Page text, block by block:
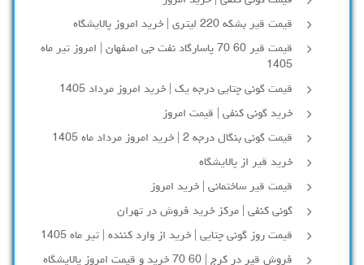
قیمت قیر بشکه 220 لیتری | خرید امروز پالایشگاه
قیمت قیر 60 70 پاسارگاد نفت جی اصفهان | امروز تیر ماه
1405
قیمت گونی چتایی درجه یک | خرید امروز مرداد 1405
خرید گونی کنفی | قیمت امروز
قیمت گونی بنگال درجه 2 | خرید امروز مرداد ماه 1405
خرید قیر از پالایشگاه
قیمت قیر ساختمانی | خرید امروز
گونی کنفی | مرکز خرید فروش در تهران
قیمت روز گونی چتایی | خرید از وارد کننده | تیر ماه 1405
فروش قیر در کرج | 60 70 خرید و قیمت امروز پالایشگاه